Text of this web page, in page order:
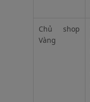
Chủ shop
Vàng